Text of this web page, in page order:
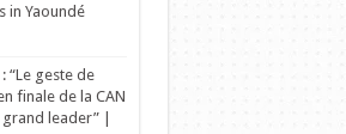
in Yaoundé
“Le geste de
finale de la CAN
leader” |